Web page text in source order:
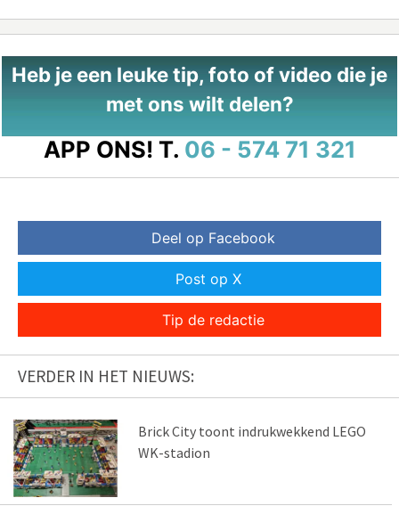
Heb je een leuke tip, foto of video die je
met ons wilt delen?
APP ONS! T. 06 - 574 71 321
Deel op Facebook
Post op X
Tip de redactie
VERDER IN HET NIEUWS:
Brick City toont indrukwekkend LEGO
WK-stadion